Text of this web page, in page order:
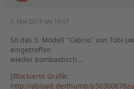
3. Mai 2013 um 19:07
So das 3. Modell "Cabrio" von Tobi
eingetroffen
wieder bombastisch...
[Blockierte Grafik:
http://abload.de/thumb/